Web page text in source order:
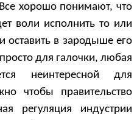
хорошо понимают, что
воли исполнить то или
оставить в зародыше его
для галочки, любая
неинтересной для
чтобы правительство
регуляция индустрии